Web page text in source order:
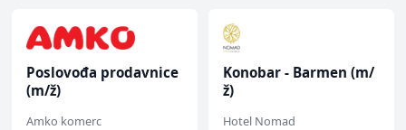
Poslovođa prodavnice
(m/ž)
Amko komerc
Konobar - Barmen (m/
ž)
Hotel Nomad